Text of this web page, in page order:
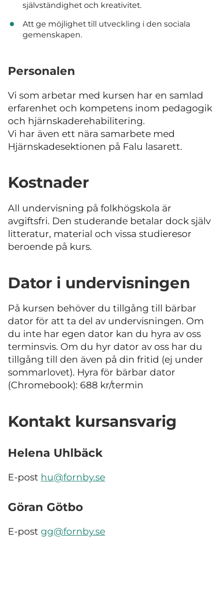
självständighet och kreativitet.
Att ge möjlighet till utveckling i den sociala
gemenskapen.
Personalen
Vi som arbetar med kursen har en samlad
erfarenhet och kompetens inom pedagogik
och hjärnskaderehabilitering.
Vi har även ett nära samarbete med
Hjärnskadesektionen på Falu lasarett.
Kostnader
All undervisning på folkhögskola är
avgiftsfri. Den studerande betalar dock själv
litteratur, material och vissa studieresor
beroende på kurs.
Dator i undervisningen
På kursen behöver du tillgång till bärbar
dator för att ta del av undervisningen. Om
du inte har egen dator kan du hyra av oss
terminsvis. Om du hyr dator av oss har du
tillgång till den även på din fritid (ej under
sommarlovet). Hyra för bärbar dator
(Chromebook): 688 kr/termin
Kontakt kursansvarig
Helena Uhlbäck
E-post hu@fornby.se
Göran Götbo
E-post gg@fornby.se